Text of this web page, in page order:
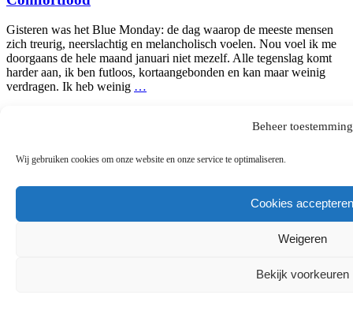
Beheer toestemming
Wij gebruiken cookies om onze website en onze service te optimaliseren.
Cookies
Weigeren
Bekijk voorkeuren
Gisteren was het Blue Monday: de dag waarop de meeste mensen
zich treurig, neerslachtig en melancholisch voelen. Nou voel ik me
doorgaans de hele maand januari niet mezelf. Alle tegenslag komt
harder aan, ik ben futloos, kortaangebonden en kan maar weinig
verdragen. Ik heb weinig …
Groente,Hoofd,
Amerika en Zuid-Amerika,Vlees
doorMadame Sjalot